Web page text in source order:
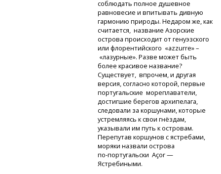
соблюдать полное душевное
равновесие и впитывать дивную
гармонию природы. Недаром же, как
считается, название Азорские
острова происходит от генуэзского
или флорентийского «azzurre» –
«лазурные». Разве может быть
более красивое название?
Существует, впрочем, и другая
версия, согласно которой, первые
португальские мореплаватели,
достигшие берегов архипелага,
следовали за коршунами, которые
устремляясь к свои гнёздам,
указывали им путь к островам.
Перепутав коршунов с ястребами,
моряки назвали острова
по-португальски Açor —
Ястребиными.